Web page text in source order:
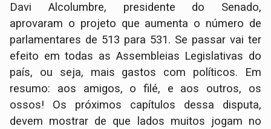
Davi Alcolumbre, presidente do Senado,
aprovaram o projeto que aumenta o número de
parlamentares de 513 para 531. Se passar vai ter
efeito em todas as Assembleias Legislativas do
país, ou seja, mais gastos com políticos. Em
resumo: aos amigos, o filé, e aos outros, os
ossos! Os próximos capítulos dessa disputa,
devem mostrar de que lados muitos jogam no